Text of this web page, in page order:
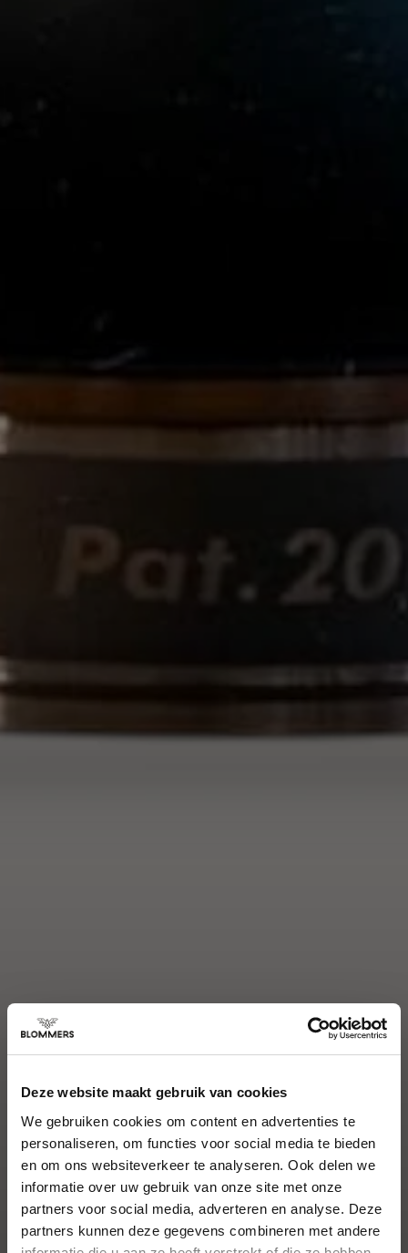
Deze website maakt gebruik van cookies
We gebruiken cookies om content en advertenties te
personaliseren, om functies voor social media te bieden
en om ons websiteverkeer te analyseren. Ook delen we
informatie over uw gebruik van onze site met onze
partners voor social media, adverteren en analyse. Deze
partners kunnen deze gegevens combineren met andere